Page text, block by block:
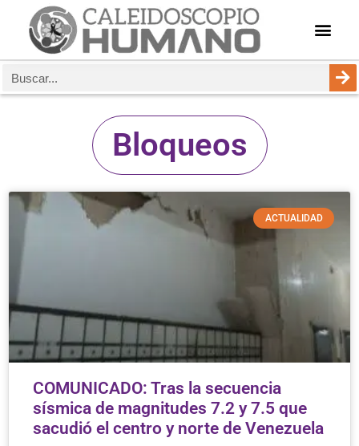
Bloqueos
ACTUALIDAD
COMUNICADO: Tras la secuencia
sísmica de magnitudes 7.2 y 7.5 que
sacudió el centro y norte de Venezuela